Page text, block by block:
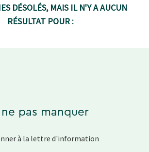
DÉSOLÉS, MAIS IL N'Y A AUCUN
RÉSULTAT POUR :
ne pas manquer
à la lettre d'information